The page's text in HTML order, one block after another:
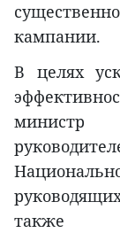
кампании.
В целях
министр
также